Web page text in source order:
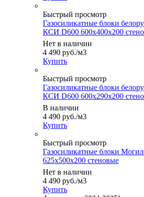
Быстрый просмотр
Газосиликатные блоки
КСИ D600 600x400x200
Нет в наличии
4 490 руб./м3
Купить
Быстрый просмотр
Газосиликатные блоки
КСИ D600 600x290x200
В наличии
4 490 руб./м3
Купить
Быстрый просмотр
Газосиликатные блоки
625x500x200 стеновые
Нет в наличии
4 490 руб./м3
Купить